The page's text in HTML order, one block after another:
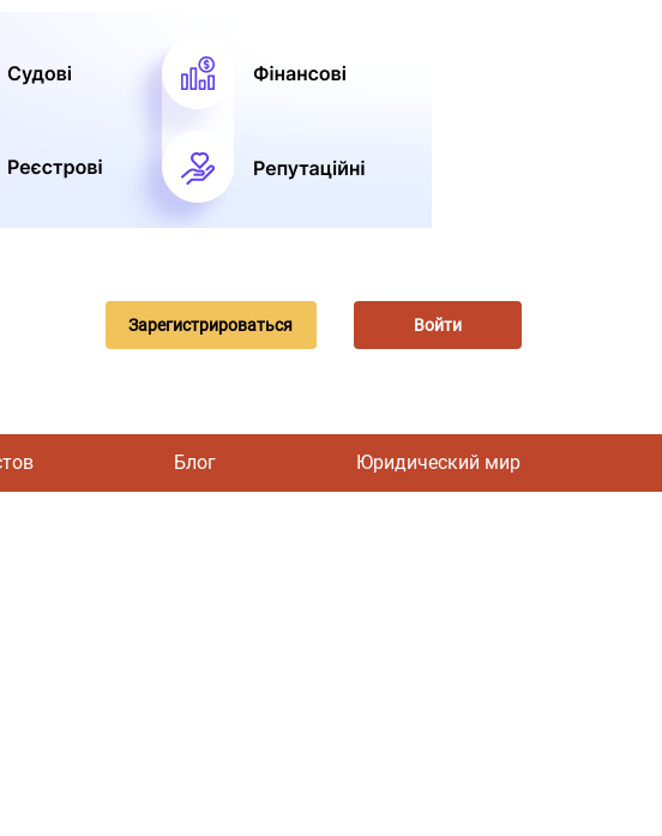
Зарегистрироваться Войти
Блог Юридический мир